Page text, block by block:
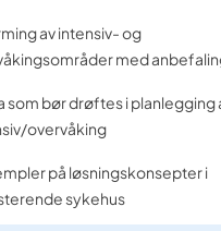
av intensiv- og
med
som bør drøftes i planlegging
overvåking
på løsningskonsepter i
sykehus